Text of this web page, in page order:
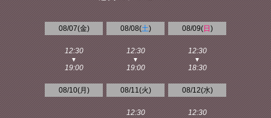
08/07(金)
12:30
▼
19:00
08/08(土)
12:30
▼
19:00
08/09(日 )
12:30
▼
18:30
08/10(月 ) 08/11(火)
12:30
08/12(水)
12:30